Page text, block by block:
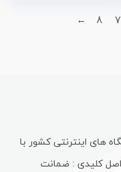
7
8
←
های اینترنتی کشور با
کلیدی : ضمانت